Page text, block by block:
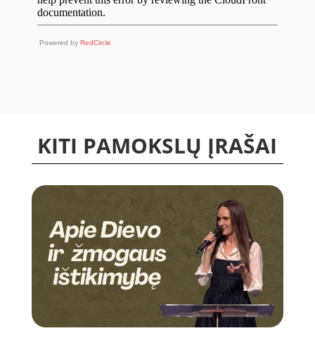
Powered by RedCircle
KITI PAMOKSLŲ ĮRAŠAI